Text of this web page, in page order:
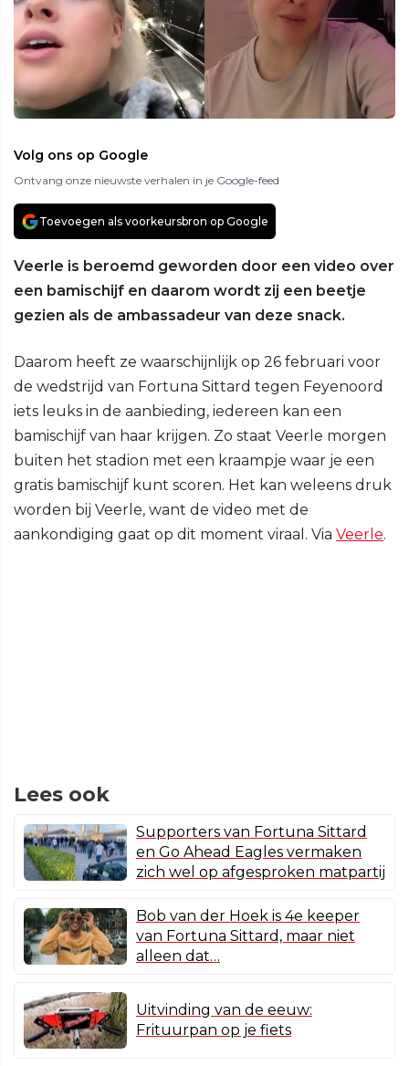
Volg ons op Google
Ontvang onze nieuwste verhalen in je Google-feed
Toevoegen als voorkeursbron op Google
Veerle is beroemd geworden door een video over
een bamischijf en daarom wordt zij een beetje
gezien als de ambassadeur van deze snack.
Daarom heeft ze waarschijnlijk op 26 februari voor
de wedstrijd van Fortuna Sittard tegen Feyenoord
iets leuks in de aanbieding, iedereen kan een
bamischijf van haar krijgen. Zo staat Veerle morgen
buiten het stadion met een kraampje waar je een
gratis bamischijf kunt scoren. Het kan weleens druk
worden bij Veerle, want de video met de
aankondiging gaat op dit moment viraal. Via Veerle.
Lees ook
Supporters van Fortuna Sittard
en Go Ahead Eagles vermaken
zich wel op afgesproken matpartij
Bob van der Hoek is 4e keeper
van Fortuna Sittard, maar niet
alleen dat…
Uitvinding van de eeuw:
Frituurpan op je fiets